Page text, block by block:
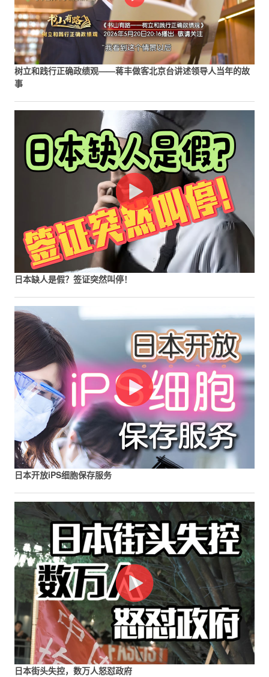
树立和践行正确政绩观——蒋丰做客北京台讲述领导人当年的故
事
日本缺人是假？签证突然叫停！
日本开放iPS细胞保存服务
日本街头失控，数万人怒怼政府